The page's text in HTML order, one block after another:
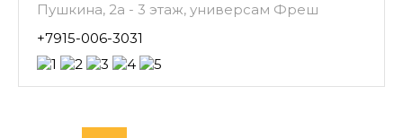
Пушкина, 2а - 3 этаж, универсам Фреш
+7915-006-3031